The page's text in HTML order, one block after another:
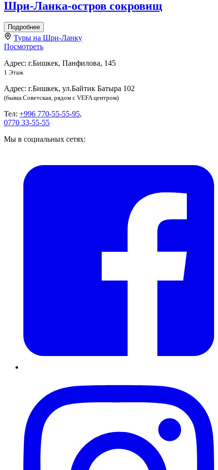
Шри-Ланка-остров сокровищ
Подробнее
Туры на Шри-Ланку
Посмотреть
Адрес: г.Бишкек, Панфилова, 145
1 Этаж
Адрес: г.Бишкек, ул.Байтик Батыра 102
(бывш.Советская, рядом с VEFA центром)
Тел: +996 770-55-55-95,
0770 33-55-55
Мы в социальных сетях: